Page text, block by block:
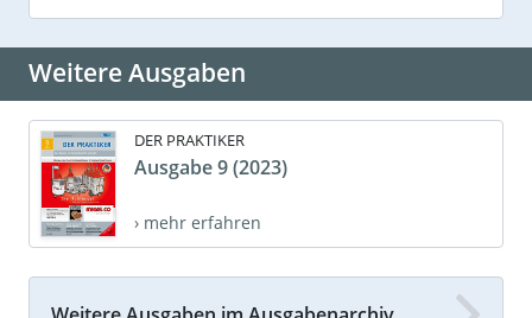
Weitere Ausgaben
DER PRAKTIKER
Ausgabe 9 (2023)
› mehr erfahren